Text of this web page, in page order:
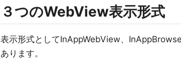
３つのWebView表示形式
表示形式としてInAppWebView、
あります。